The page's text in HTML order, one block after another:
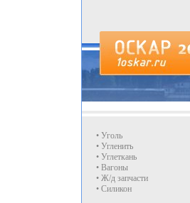
• Уголь
• Угленить
• Углеткань
• Вагоны
• Ж/д запчасти
• Силикон